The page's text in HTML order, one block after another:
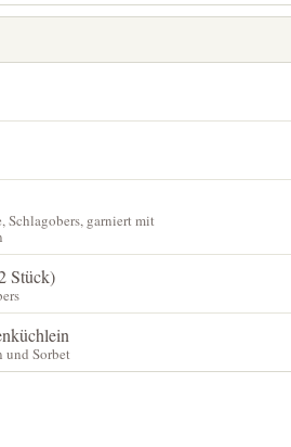
Schlagobers, garniert mit
Stück)
und Sorbet